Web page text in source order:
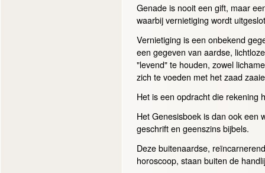
Genade is nooit een gift, maar
waarbij vernietiging wordt
Vernietiging is een onbekend
een gegeven van aardse,
"levend" te houden, zowel
zich te voeden met het zaad
Het is een opdracht die
Het Genesisboek is dan ook een
geschrift en geenszins bijbels.
Deze buitenaardse,
horoscoop, staan buiten de